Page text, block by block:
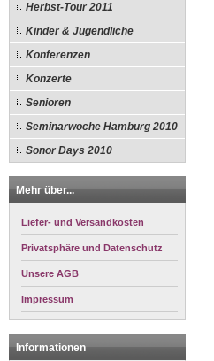
Herbst-Tour 2011
Kinder & Jugendliche
Konferenzen
Konzerte
Senioren
Seminarwoche Hamburg 2010
Sonor Days 2010
Mehr über...
Liefer- und Versandkosten
Privatsphäre und Datenschutz
Unsere AGB
Impressum
Informationen